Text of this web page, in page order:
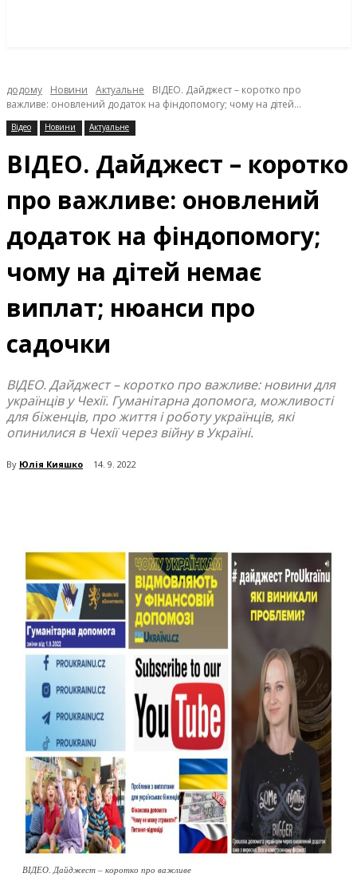
додому Новини Актуальне
ВІДЕО. Дайджест – коротко про
важливе: оновлений додаток на фіндопомогу; чому на дітей...
Відео Новини Актуальне
ВІДЕО. Дайджест – коротко
про важливе: оновлений
додаток на фіндопомогу;
чому на дітей немає
виплат; нюанси про
садочки
ВІДЕО. Дайджест – коротко про важливе: новини для
українців у Чехії. Гуманітарна допомога, можливості
для біженців, про життя і роботу українців, які
опинилися в Чехії через війну в Україні.
By Юлія Кияшко 14. 9. 2022
ВІДЕО. Дайджест – коротко про важливе